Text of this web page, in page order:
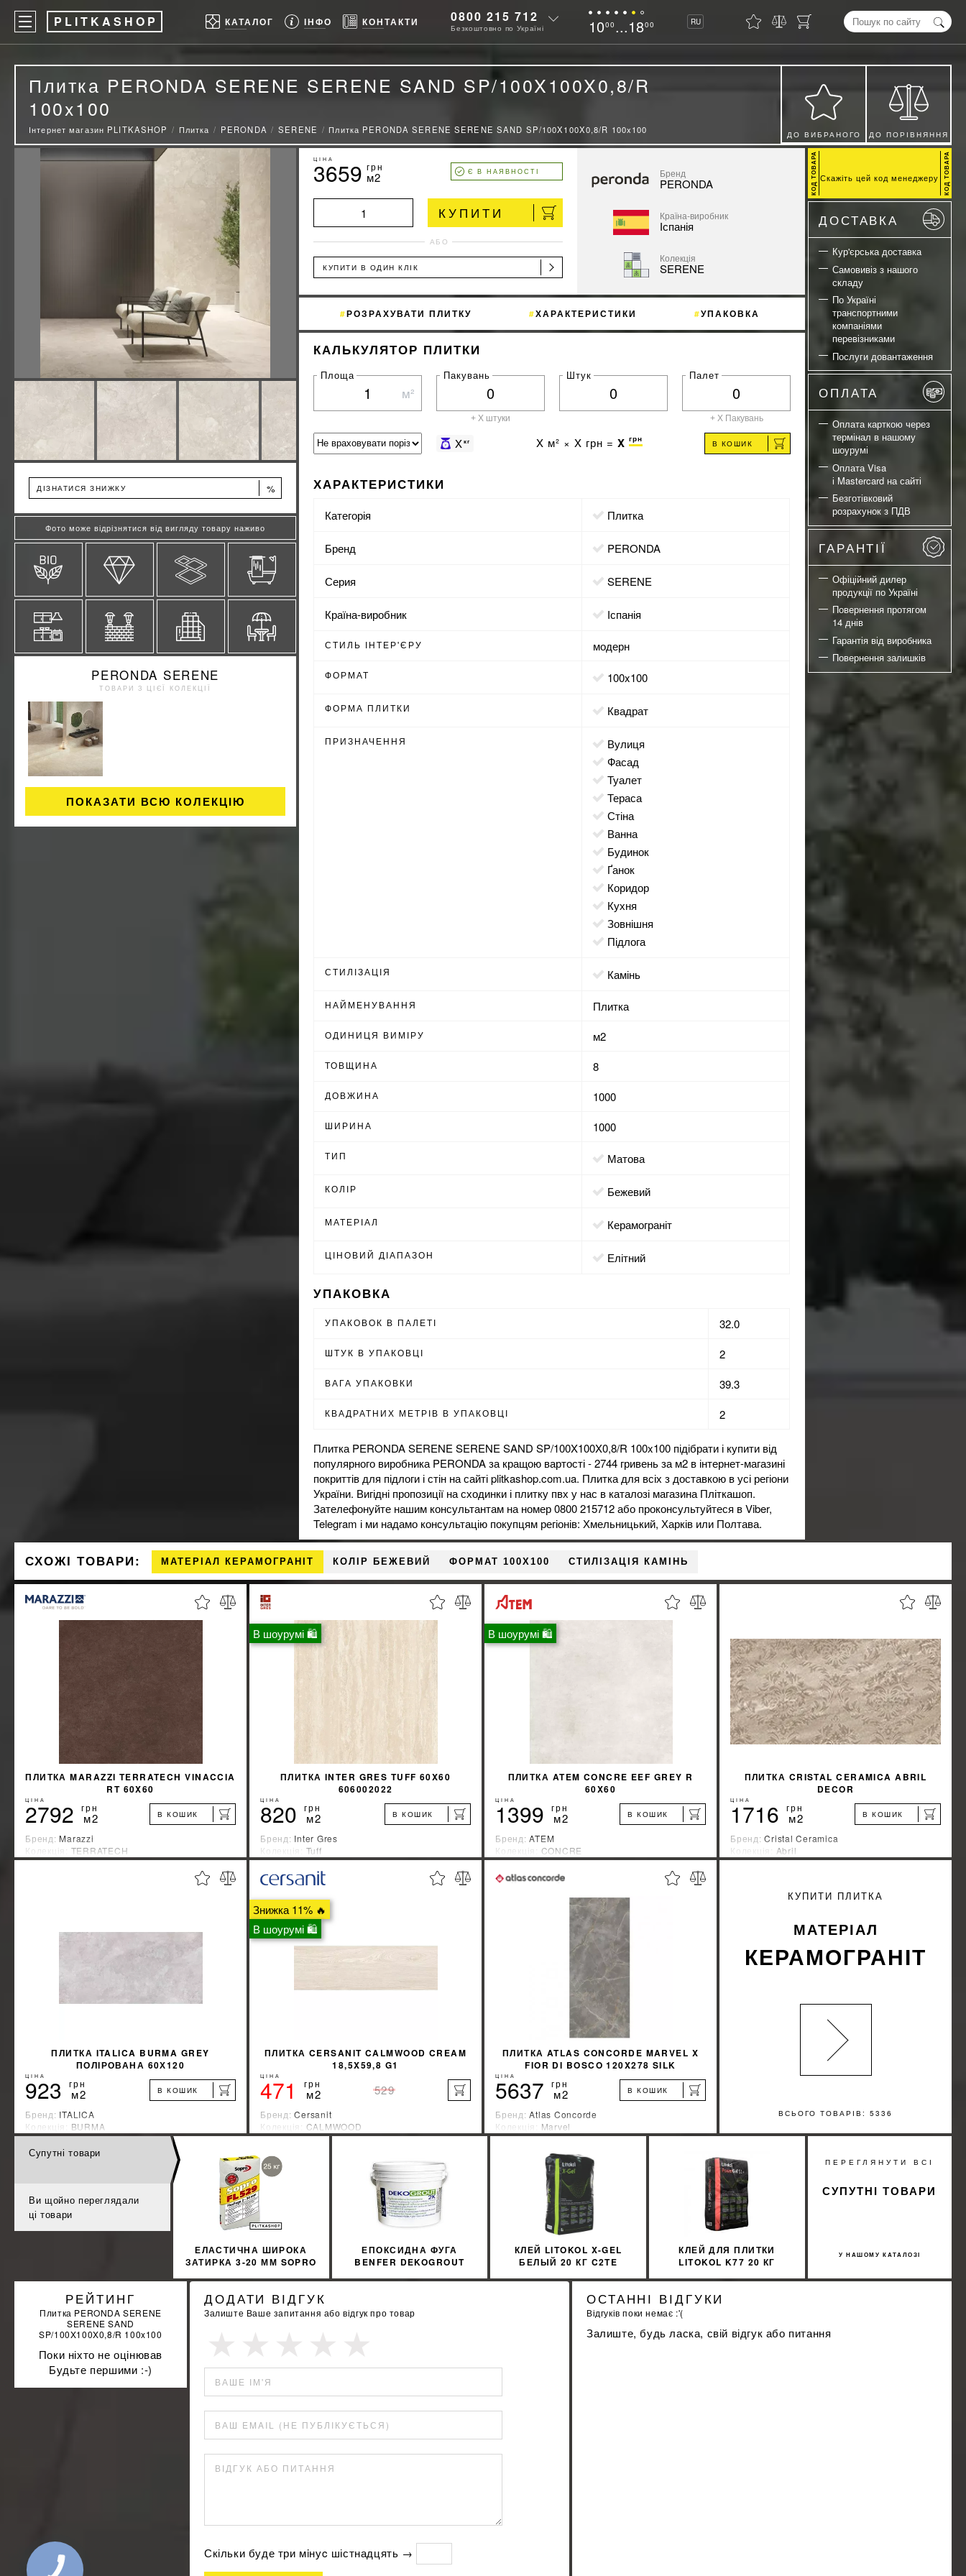
P LITKASHOP КАТАЛОГ ІНФО КОНТАКТИ 0800 215 712
Безкоштовно по Україні 1000 ...1800 RU
Плитка PERONDA SERENE SERENE SAND SP/100X100X0,8/R
100x100
Інтернет магазин PLITKASHOP Плитка PERONDA SERENE Плитка PERONDA SERENE SERENE SAND SP/100X100X0,8/R 100x100 ДО ВИБРАНОГО ДО ПОРІВНЯННЯ
ДІЗНАТИСЯ ЗНИЖКУ %
Фото може відрізнятися від вигляду товару наживо
PERONDA SERENE
ТОВАРИ З ЦІЄЇ КОЛЕКЦІЇ
ПОКАЗАТИ ВСЮ КОЛЕКЦІЮ
ЦІНА
3659 грн
м2 Є В НАЯВНОСТІ
КУПИТИ
АБО
КУПИТИ В ОДИН КЛІК
Бренд
PERONDA
Країна-виробник
Іспанія
Колекція
SERENE
РОЗРАХУВАТИ ПЛИТКУ ХАРАКТЕРИСТИКИ УПАКОВКА
КАЛЬКУЛЯТОР ПЛИТКИ
Площа
м²
Пакувань
+ X штуки
Штук Палет
+ X Пакувань
X кг X м² × X грн = X грн В КОШИК
ХАРАКТЕРИСТИКИ
Категорія Плитка
Бренд PERONDA
Серия SERENE
Країна-виробник Іспанія
СТИЛЬ ІНТЕР'ЄРУ модерн
ФОРМАТ 100x100
ФОРМА ПЛИТКИ квадрат
ПРИЗНАЧЕННЯ
вулиця
фасад
туалет
тераса
стіна
ванна
будинок
ґанок
коридор
кухня
зовнішня
підлога
СТИЛІЗАЦІЯ камінь
НАЙМЕНУВАННЯ Плитка
ОДИНИЦЯ ВИМІРУ м2
ТОВЩИНА 8
ДОВЖИНА 1000
ШИРИНА 1000
ТИП матова
КОЛІР бежевий
МАТЕРІАЛ Керамограніт
ЦІНОВИЙ ДІАПАЗОН Елітний
УПАКОВКА
УПАКОВОК В ПАЛЕТІ 32.0
ШТУК В УПАКОВЦІ 2
ВАГА УПАКОВКИ 39.3
КВАДРАТНИХ МЕТРІВ В УПАКОВЦІ 2
Плитка PERONDA SERENE SERENE SAND SP/100X100X0,8/R 100x100 підібрати і купити від
популярного виробника PERONDA за кращою вартості - 2744 гривень за м2 в інтернет-магазині
покриттів для підлоги і стін на сайті plitkashop.com.ua. Плитка для всіх з доставкою в усі регіони
України. Вигідні пропозиції насходинки і плитку пвх у нас в каталозі магазина Пліткашоп.
Зателефонуйте нашим консультантам на номер 0800 215712 або проконсультуйтеся в Viber,
Telegram і ми надамо консультацію покупцям регіонів: Хмельницький, Харків или Полтава.
Скажіть цей код менеджеру
ДОСТАВКА
Кур'єрська доставка
Самовивіз з нашого
складу
По Україні
транспортними
компаніями
перевізниками
Послуги довантаження
ОПЛАТА
Оплата карткою через
термінал в нашому
шоурумі
Оплата Visa
і Mastercard на сайті
Безготівковий
розрахунок з ПДВ
ГАРАНТІЇ
Офіційний дилер
продукції по Україні
Повернення протягом
14 днів
Гарантія від виробника
Повернення залишків
СХОЖІ ТОВАРИ: МАТЕРІАЛ КЕРАМОГРАНІТ КОЛІР БЕЖЕВИЙ ФОРМАТ 100X100 СТИЛІЗАЦІЯ КАМІНЬ
ПЛИТКА MARAZZI TERRATECH VINACCIA
RT 60X60
ЦІНА
2792 грн
м2 В КОШИК
Бренд: Marazzi
Колекція: TERRATECH
Країна-виробник:Италия
%
В шоурумі 🛍
ПЛИТКА INTER GRES TUFF 60X60
606002022
ЦІНА
820 грн
м2 В КОШИК
Бренд: Inter Gres
Колекція: Tuff
Країна-виробник:Украина
%
В шоурумі 🛍
ПЛИТКА ATEM CONCRE EEF GREY R
60X60
ЦІНА
1399 грн
м2 В КОШИК
Бренд:ATEM
Колекція: CONCRE
Країна-виробник:Украина
%
КУПИТИ
ПЛИТКА CRISTAL CERAMICA ABRIL
DECOR
ЦІНА
1716 грн
м2 В КОШИК
Бренд:Cristal Ceramica
Колекція: Abril
Країна-виробник:Испания
ПЛИТКА ITALICA BURMA GREY
ПОЛІРОВАНА 60Х120
ЦІНА
923 грн
м2 В КОШИК
Бренд: ITALICA
Колекція: BURMA
Країна-виробник:Индия
ДІЗНАЙТИСЯ ЗНИЖКУ %
КУПИТИ
Знижка 11% 🔥
В шоурумі 🛍
ПЛИТКА CERSANIT CALMWOOD CREAM
18,5X59,8 G1
ЦІНА
471 грн
м2 529
Бренд:Cersanit
Колекція: CALMWOOD
Країна-виробник:Украина
ДІЗНАЙТИСЯ ЗНИЖКУ
КУПИТИ
ПЛИТКА ATLAS CONCORDE MARVEL X
FIOR DI BOSCO 120X278 SILK
ЦІНА
5637 грн
м2 В КОШИК
Бренд:Atlas Concorde
Колекція: Marvel
Країна-виробник:Италия
ДІЗНАЙТИСЯ ЗНИЖКУ
КУПИТИ
ВСЬОГО ТОВАРІВ: 5336
КУПИТИ ПЛИТКА
МАТЕРІАЛ
КЕРАМОГРАНІТ
Супутні товари
Ви щойно переглядали
ці товари
ЕЛАСТИЧНА ШИРОКА
ЗАТИРКА 3-20 ММ SOPRO
ЕПОКСИДНА ФУГА
BENFER DEKOGROUT
КЛЕЙ LITOKOL X-GEL
БЕЛЫЙ 20 КГ C2TE
КЛЕЙ ДЛЯ ПЛИТКИ
LITOKOL K77 20 КГ
ПЕРЕГЛЯНУТИ ВСІ
У НАШОМУ КАТАЛОЗІ
СУПУТНІ ТОВАРИ
РЕЙТИНГ
Плитка PERONDA SERENE
SERENE SAND
SP/100X100X0,8/R 100x100
Поки ніхто не оцінював
Будьте першими :-)
ДОДАТИ ВІДГУК
Залиште Ваше запитання або відгук про товар
ВАШЕ ІМ'Я
ВАШ EMAIL (НЕ ПУБЛІКУЄТЬСЯ)
ВІДГУК АБО ПИТАННЯ
Скільки буде три мiнуc шістнадцять →
ОСТАННІ ВІДГУКИ
Відгуків поки немає :'(
Залиште, будь ласка, свій відгук або питання